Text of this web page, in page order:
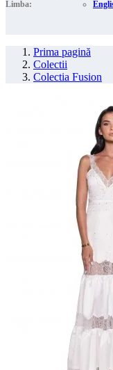
Limba:
Prima pagină
Colectii
Colectia Fusion